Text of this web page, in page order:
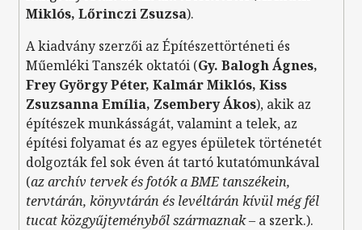
Miklós, Lőrinczi Zsuzsa).
A kiadvány szerzői az Építészettörténeti és
Műemléki Tanszék oktatói (Gy. Balogh Ágnes,
Frey György Péter, Kalmár Miklós, Kiss
Zsuzsanna Emília, Zsembery Ákos), akik az
építészek munkásságát, valamint a telek, az
építési folyamat és az egyes épületek történetét
dolgozták fel sok éven át tartó kutatómunkával
(az archív tervek és fotók a BME tanszékein,
tervtárán, könyvtárán és levéltárán kívül még fél
tucat közgyűjteményből származnak– a szerk.).